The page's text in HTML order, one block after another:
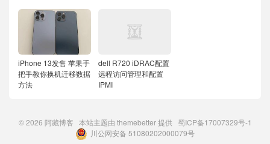
iPhone 13发售 苹果手
把手教你换机迁移数据
方法
dell R720 iDRAC配置
远程访问管理和配置
IPMI
© 2026 阿藏博客 本站主题由 themebetter提供 蜀ICP备17007329号-1
川公网安备 51080202000079号